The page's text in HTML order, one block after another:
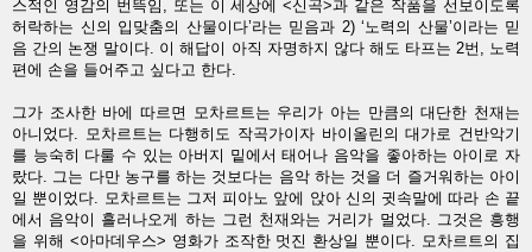
스적인 영감의 번뜩임, 또는 이 세상에 <신곡>과 같은 작품을 선보이도록
허락하는 신의 입맞춤의 산물이다’라는 믿음과 2) ‘노력의 산물’이라는 믿
음 간의 논쟁 말이다. 이 해답이 아직 자명하지 않다 해도 타프는 2번, 노력
편에 손을 들어주고 싶다고 한다.
그가 조사한 바에 따르면 모차르트는 우리가 아는 만큼의 대단한 천재는
아니었다. 모차르트는 다행히도 작곡가이자 바이올린의 대가로 건반악기
를 능숙히 다룰 수 있는 아버지 밑에서 태어나 음악을 좋아하는 아이로 자
랐다. 그는 다만 농구를 하는 것보다는 음악 하는 것을 더 즐거워하는 아이
일 뿐이었다. 모차르트는 그저 피아노 앞에 앉아 신의 귓속말에 따라 손 끝
에서 음악이 흘러나오게 하는 그런 천재와는 거리가 멀었다. 그것은 흥행
을 위해 <아마데우스> 영화가 조작한 멋진 환상일 뿐이다. 모차르트의 집